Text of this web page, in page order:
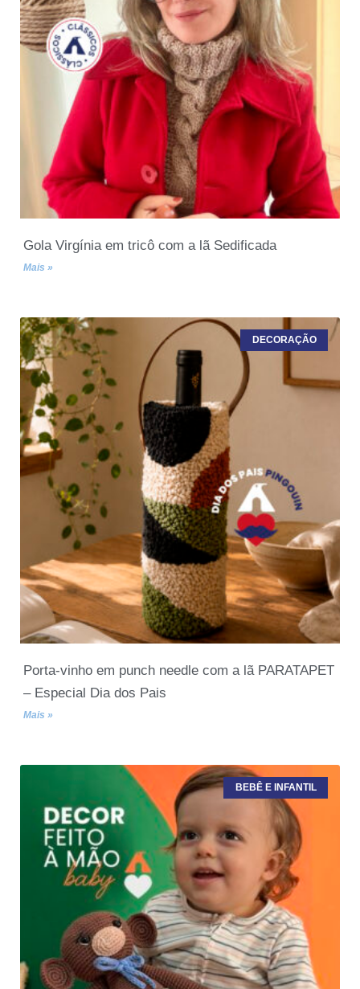
Gola Virgínia em tricô com a lã Sedificada
Mais »
DECORAÇÃO
Porta-vinho em punch needle com a lã PARATAPET
– Especial Dia dos Pais
Mais »
BEBÊ E INFANTIL